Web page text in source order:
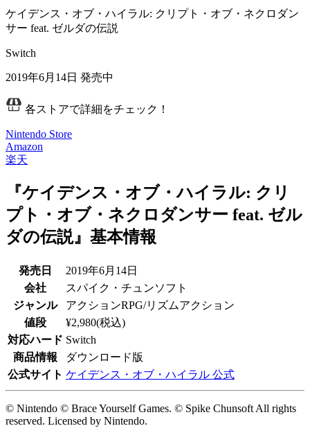
ケイデンス・オブ・ハイラル: クリプト・オブ・ネクロダン
サー feat. ゼルダの伝説
Switch
2019年6月14日 発売中
各ストアで詳細をチェック！
Nintendo Store
Amazon
楽天
『ケイデンス・オブ・ハイラル: クリ
プト・オブ・ネクロダンサー feat. ゼル
ダの伝説』基本情報
発売日
2019年6月14日
会社
スパイク・チュンソフト
ジャンル
アクションRPG/リズムアクション
値段
¥2,980(税込)
対応ハード Switch
商品情報
ダウンロード版
公式サイト ケイデンス・オブ・ハイラル 公式
© Nintendo © Brace Yourself Games. © Spike Chunsoft All rights
reserved. Licensed by Nintendo.